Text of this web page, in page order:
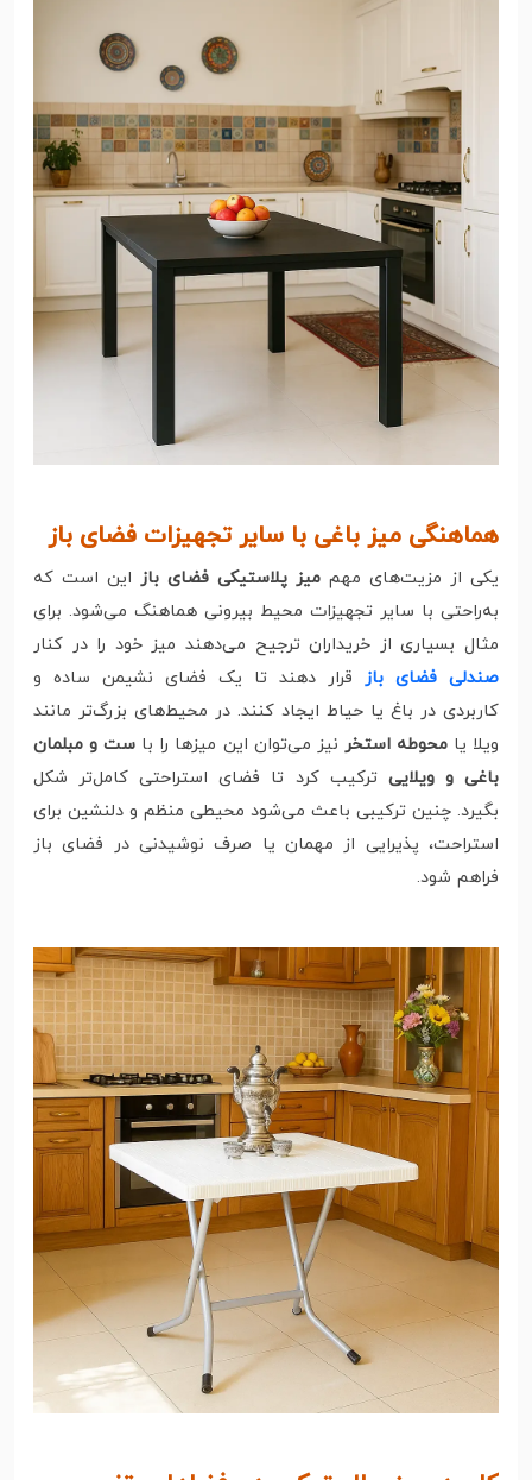
هماهنگی میز باغی با سایر تجهیزات فضای باز
یکی از مزیت‌های مهم میز پلاستیکی فضای باز این است که
به‌راحتی با سایر تجهیزات محیط بیرونی هماهنگ می‌شود. برای
مثال بسیاری از خریداران ترجیح می‌دهند میز خود را در کنار
صندلی فضای باز قرار دهند تا یک فضای نشیمن ساده و
کاربردی در باغ یا حیاط ایجاد کنند. در محیط‌های بزرگ‌تر مانند
ویلا یامحوطه استخر نیز می‌توان این میزها را با ست و مبلمان
باغی و ویلایی ترکیب کرد تا فضای استراحتی کامل‌تر شکل
بگیرد. چنین ترکیبی باعث می‌شود محیطی منظم و دلنشین برای
استراحت، پذیرایی از مهمان یا صرف نوشیدنی در فضای باز
فراهم شود.